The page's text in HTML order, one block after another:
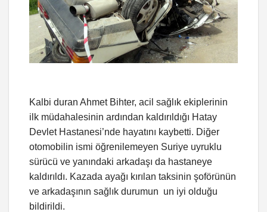
Kalbi duran Ahmet Bihter, acil sağlık ekiplerinin
ilk müdahalesinin ardından kaldırıldığı Hatay
Devlet Hastanesi’nde hayatını kaybetti. Diğer
otomobilin ismi öğrenilemeyen Suriye uyruklu
sürücü ve yanındaki arkadaşı da hastaneye
kaldırıldı. Kazada ayağı kırılan taksinin şoförünün
ve arkadaşının sağlık durumun un iyi olduğu
bildirildi.